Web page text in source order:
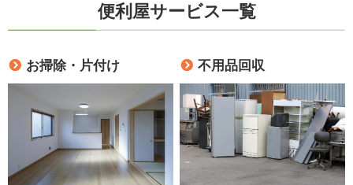
便利屋サービス一覧
お掃除・片付け 不用品回収